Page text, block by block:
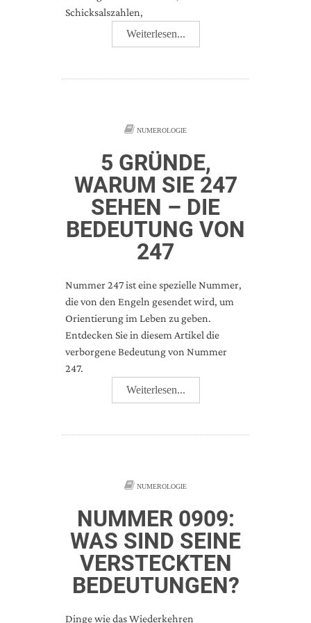
Schicksalszahlen,
Weiterlesen...
NUMEROLOGIE
5 GRÜNDE,
WARUM SIE 247
SEHEN – DIE
BEDEUTUNG VON
247
Nummer 247 ist eine spezielle Nummer,
die von den Engeln gesendet wird, um
Orientierung im Leben zu geben.
Entdecken Sie in diesem Artikel die
verborgene Bedeutung von Nummer
247.
Weiterlesen...
NUMEROLOGIE
NUMMER 0909:
WAS SIND SEINE
VERSTECKTEN
BEDEUTUNGEN?
Dinge wie das Wiederkehren